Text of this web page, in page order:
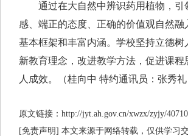
通过在大自然中辨识药用植物，引
感、端正的态度、正确的价值观自然
基本框架和丰富内涵。学校坚持立德
新教育理念，改进教学方法，促进课
人成效。（桂向中 特约通讯员：张秀礼
原文链接：http://jyt.ah.gov.cn/xwzx/zyjy/
[免责声明] 本文来源于网络转载，仅供学习